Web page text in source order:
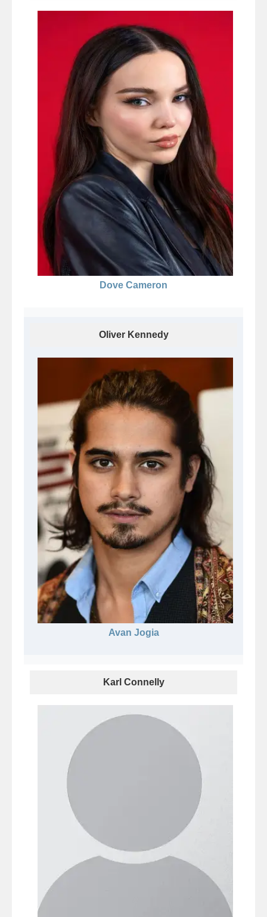
Dove Cameron
Oliver Kennedy
Avan Jogia
Karl Connelly